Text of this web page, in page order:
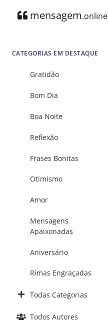
mensagem.online
CATEGORIAS EM DESTAQUE
Gratidão
Bom Dia
Boa Noite
Reflexão
Frases Bonitas
Otimismo
Amor
Mensagens
Apaixonadas
Aniversário
Rimas Engraçadas
Todas Categorias
Todos Autores